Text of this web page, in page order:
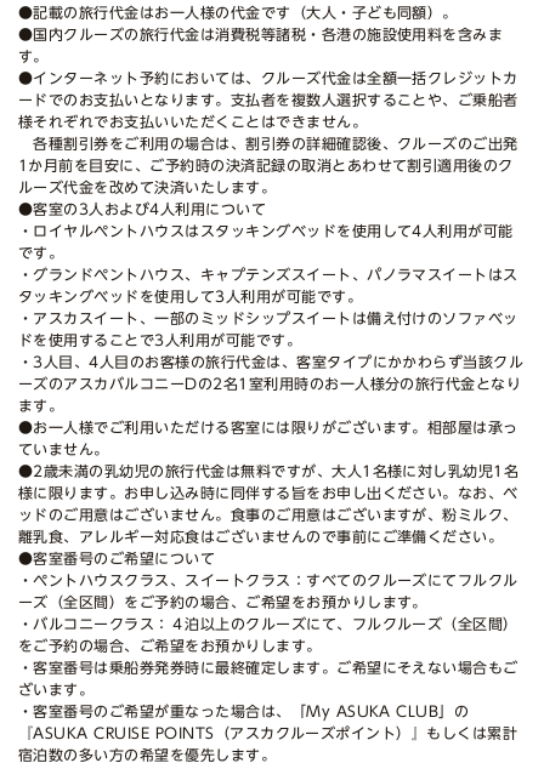
●記載の旅行代金はお一人様の代金です（大人・子ども同額）。
●国内クルーズの旅行代金は消費税等諸税・各港の施設使用料を含みま
す。
●インターネット予約においては、クルーズ代金は全額一括クレジットカ
ードでのお支払いとなります。支払者を複数人選択することや、ご乗船者
様それぞれでお支払いいただくことはできません。
各種割引券をご利用の場合は、割引券の詳細確認後、クルーズのご出発
1か月前を目安に、ご予約時の決済記録の取消とあわせて割引適用後のク
ルーズ代金を改めて決済いたします。
●客室の3人および4人利用について
・ロイヤルペントハウスはスタッキングベッドを使用して4人利用が可能
です。
・グランドペントハウス、キャプテンズスイート、パノラマスイートはス
タッキングベッドを使用して3人利用が可能です。
・アスカスイート、一部のミッドシップスイートは備え付けのソファベッ
ドを使用することで3人利用が可能です。
・3人目、4人目のお客様の旅行代金は、客室タイプにかかわらず当該クル
ーズのアスカバルコニーDの2名1室利用時のお一人様分の旅行代金となり
ます。
●お一人様でご利用いただける客室には限りがございます。相部屋は承っ
ていません。
●2歳未満の乳幼児の旅行代金は無料ですが、大人1名様に対し乳幼児1名
様に限ります。お申し込み時に同伴する旨をお申し出ください。なお、ベ
ッドのご用意はございません。食事のご用意はございますが、粉ミルク、
離乳食、アレルギー対応食はございませんので事前にご準備ください。
●客室番号のご希望について
・ペントハウスクラス、スイートクラス：すべてのクルーズにてフルクル
ーズ（全区間）をご予約の場合、ご希望をお預かりします。
・バルコニークラス：４泊以上のクルーズにて、フルクルーズ（全区間）
をご予約の場合、ご希望をお預かりします。
・客室番号は乗船券発券時に最終確定します。ご希望にそえない場合もご
ざいます。
・客室番号のご希望が重なった場合は、「My ASUKA CLUB」の
『ASUKA CRUISE POINTS（アスカクルーズポイント）』もしくは累計
宿泊数の多い方の希望を優先します。